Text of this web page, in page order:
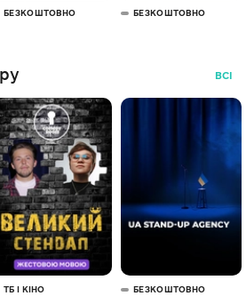
БЕЗКОШТОВНО БЕЗКОШТОВНО
ВСІ
ТБ І КІНО
БЕЗКОШТОВНО